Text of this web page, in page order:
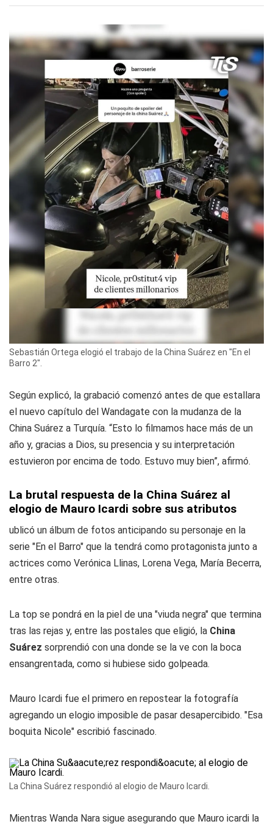
Sebastián Ortega elogió el trabajo de la China Suárez en "En el
Barro 2".
Según explicó, la grabació comenzó antes de que estallara
el nuevo capítulo del Wandagate con la mudanza de la
China Suárez a Turquía. “Esto lo filmamos hace más de un
año y, gracias a Dios, su presencia y su interpretación
estuvieron por encima de todo. Estuvo muy bien”, afirmó.
La brutal respuesta de la China Suárez al
elogio de Mauro Icardi sobre sus atributos
ublicó un álbum de fotos anticipando su personaje en la
serie "En el Barro" que la tendrá como protagonista junto a
actrices como Verónica Llinas, Lorena Vega, María Becerra,
entre otras.
La top se pondrá en la piel de una "viuda negra" que termina
tras las rejas y, entre las postales que eligió, la China
Suárez sorprendió con una donde se la ve con la boca
ensangrentada, como si hubiese sido golpeada.
Mauro Icardi fue el primero en repostear la fotografía
agregando un elogio imposible de pasar desapercibido. "Esa
boquita Nicole" escribió fascinado.
La China Suárez respondió al elogio de Mauro Icardi.
Mientras Wanda Nara sigue asegurando que Mauro icardi la